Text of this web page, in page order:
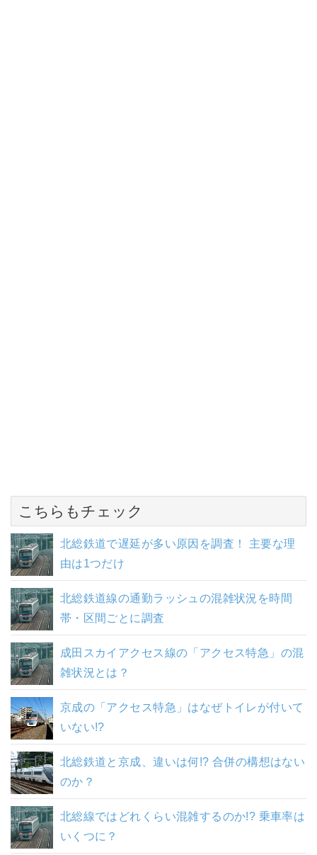
こちらもチェック
北総鉄道で遅延が多い原因を調査！ 主要な理
由は1つだけ
北総鉄道線の通勤ラッシュの混雑状況を時間
帯・区間ごとに調査
成田スカイアクセス線の「アクセス特急」の混
雑状況とは？
京成の「アクセス特急」はなぜトイレが付いて
いない!?
北総鉄道と京成、違いは何!? 合併の構想はない
のか？
北総線ではどれくらい混雑するのか!? 乗車率は
いくつに？